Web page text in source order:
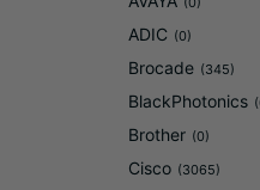
ADIC (0)
Brocade (345)
BlackPhotonics
Brother (0)
Cisco (3065)